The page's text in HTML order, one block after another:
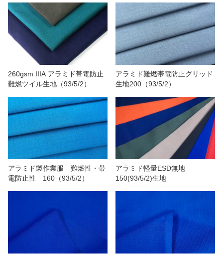
業界
我々に連絡し
ビデオ
260gsm IIIA アラミド帯電防止
難燃ツイル生地（93/5/2）
アラミド難燃帯電防止グリッド
生地200（93/5/2）
アラミド製作業服 難燃性・帯
電防止性 160（93/5/2）
アラミド軽量ESD無地
150(93/5/2)生地